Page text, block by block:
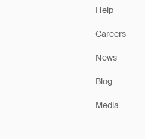
Help
Careers
News
Blog
Media